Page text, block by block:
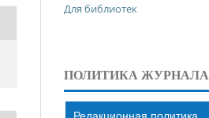
Для библиотек
ПОЛИТИКА ЖУРНАЛА
Редакционная политика